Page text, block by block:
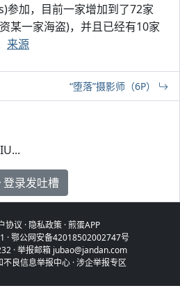
参加，目前一家增加到了72家
某一家海盗)，并且已经有10家
来源
“堕落”摄影师（6P）
登录发吐槽
协议 · 隐私政策·煎蛋APP
·鄂公网安备42018502002747号
· 举报邮箱 jubao@jandan.com
不良信息举报中心 ·涉企举报专区